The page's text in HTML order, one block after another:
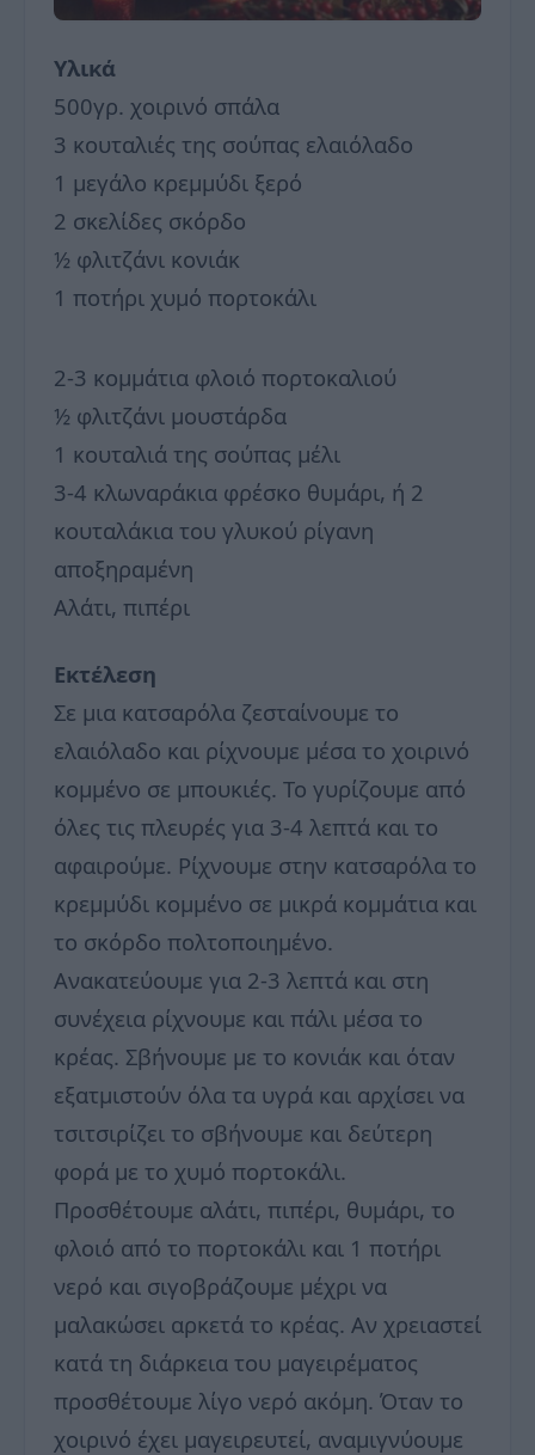
Υλικά
500γρ. χοιρινό σπάλα
3 κουταλιές της σούπας ελαιόλαδο
1 μεγάλο κρεμμύδι ξερό
2 σκελίδες σκόρδο
½ φλιτζάνι κονιάκ
1 ποτήρι χυμό πορτοκάλι
2-3 κομμάτια φλοιό πορτοκαλιού
½ φλιτζάνι μουστάρδα
1 κουταλιά της σούπας μέλι
3-4 κλωναράκια φρέσκο θυμάρι, ή 2
κουταλάκια του γλυκού ρίγανη
αποξηραμένη
Αλάτι, πιπέρι
Εκτέλεση
Σε μια κατσαρόλα ζεσταίνουμε το
ελαιόλαδο και ρίχνουμε μέσα το χοιρινό
κομμένο σε μπουκιές. Το γυρίζουμε από
όλες τις πλευρές για 3-4 λεπτά και το
αφαιρούμε. Ρίχνουμε στην κατσαρόλα το
κρεμμύδι κομμένο σε μικρά κομμάτια και
το σκόρδο πολτοποιημένο.
Ανακατεύουμε για 2-3 λεπτά και στη
συνέχεια ρίχνουμε και πάλι μέσα το
κρέας. Σβήνουμε με το κονιάκ και όταν
εξατμιστούν όλα τα υγρά και αρχίσει να
τσιτσιρίζει το σβήνουμε και δεύτερη
φορά με το χυμό πορτοκάλι.
Προσθέτουμε αλάτι, πιπέρι, θυμάρι, το
φλοιό από το πορτοκάλι και 1 ποτήρι
νερό και σιγοβράζουμε μέχρι να
μαλακώσει αρκετά το κρέας. Αν χρειαστεί
κατά τη διάρκεια του μαγειρέματος
προσθέτουμε λίγο νερό ακόμη. Όταν το
χοιρινό έχει μαγειρευτεί, αναμιγνύουμε